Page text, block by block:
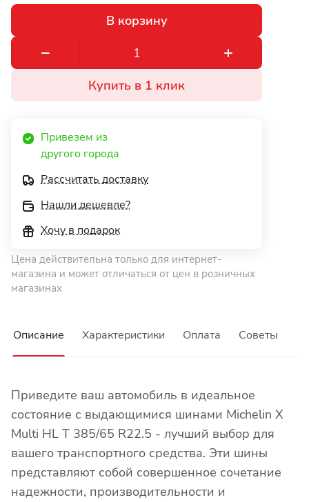
В корзину
Купить в 1 клик
Привезем из
другого города
Рассчитать доставку
Нашли дешевле?
Хочу в подарок
Цена действительна только для интернет-
магазина и может отличаться от цен в розничных
магазинах
Описание Характеристики Оплата Советы
Приведите ваш автомобиль в идеальное
состояние с выдающимися шинами Michelin X
Multi HL T 385/65 R22.5 - лучший выбор для
вашего транспортного средства. Эти шины
представляют собой совершенное сочетание
надежности, производительности и